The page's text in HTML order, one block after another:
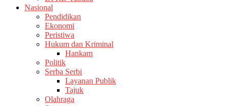
Nasional
Pendidikan
Ekonomi
Peristiwa
Hukum dan Kriminal
Hankam
Politik
Serba Serbi
Layanan Publik
Tajuk
Olahraga